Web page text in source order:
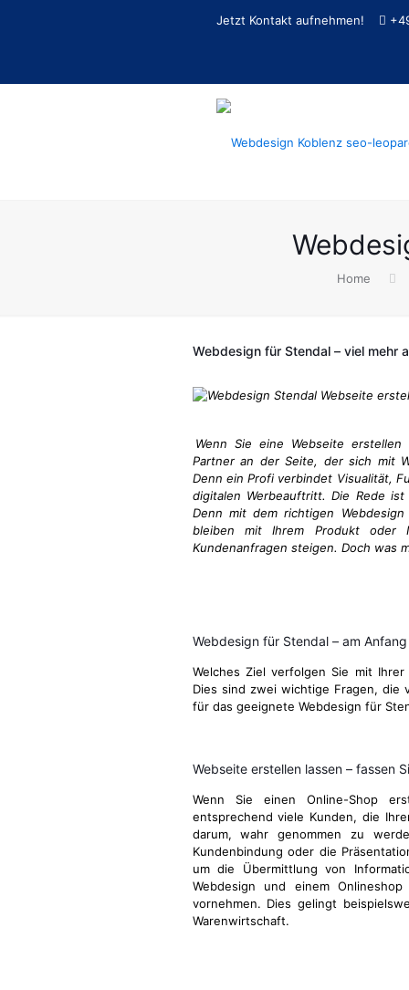
Jetzt Kontakt aufnehmen!
Home
Webdesign für Stendal – viel mehr
Wenn Sie eine Webseite
Partner an der Seite, der sich mit
Denn ein Profi verbindet Visualität,
digitalen Werbeauftritt. Die Rede
Denn mit dem richtigen
bleiben mit Ihrem Produkt oder
Kundenanfragen steigen. Doch was
Webdesign für Stendal – am
Welches Ziel verfolgen Sie mit
Dies sind zwei wichtige Fragen, die
für das geeignete Webdesign für
Webseite erstellen lassen – fassen
Wenn Sie einen Online-Shop
entsprechend viele Kunden, die
darum, wahr genommen zu
Kundenbindung oder die
um die Übermittlung von
Webdesign und einem
vornehmen. Dies gelingt
Warenwirtschaft.